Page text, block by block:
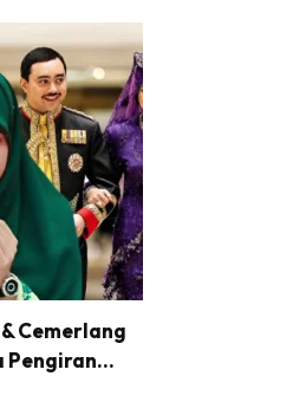
Cemerlang
Pengiran...